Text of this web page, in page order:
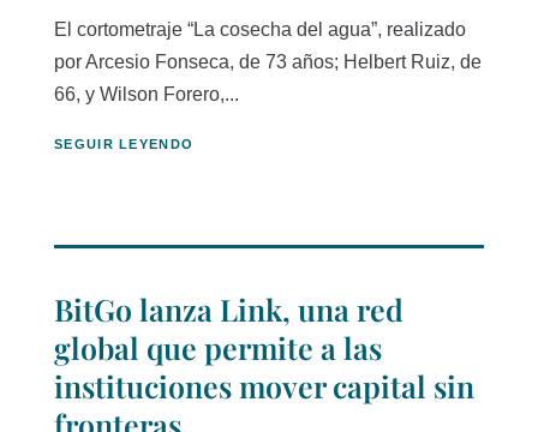
El cortometraje “La cosecha del agua”, realizado
por Arcesio Fonseca, de 73 años; Helbert Ruiz, de
66, y Wilson Forero,...
SEGUIR LEYENDO
BitGo lanza Link, una red
global que permite a las
instituciones mover capital sin